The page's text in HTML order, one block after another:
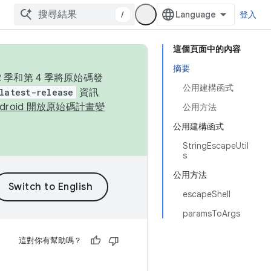
/ 登入
這個頁面中的內容
摘要
公用建構函式
公用方法
公用建構函式
StringEscapeUtil
s
公用方法
escapeShell
paramsToArgs
和第 4 季將原始碼發
release
資訊
開放原始碼計畫變
這對你有幫助嗎？